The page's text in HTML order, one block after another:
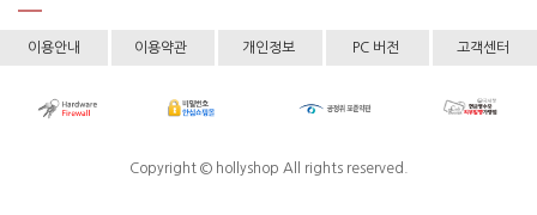
이용안내 이용약관 개인정보 PC 버전 고객센터
Copyright © hollyshop All rights reserved.